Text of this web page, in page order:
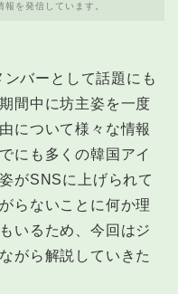
を発信しています。
バーとして話題にも
間中に坊主姿を一度
について様々な情報
にも多くの韓国アイ
がSNSに上げられて
らないことに何か理
いるため、今回はジ
がら解説していきた